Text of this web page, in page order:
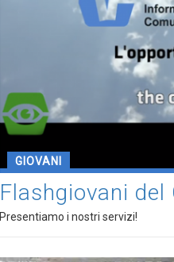
GIOVANI
Flashgiovani del
Presentiamo i nostri servizi!